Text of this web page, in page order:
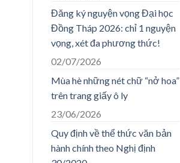
Đăng ký nguyện vọng Đại học
Đồng Tháp 2026: chỉ 1 nguyện
vọng, xét đa phương thức!
02/07/2026
Mùa hè những nét chữ “nở hoa”
trên trang giấy ô ly
23/06/2026
Quy định về thể thức văn bản
hành chính theo Nghị định